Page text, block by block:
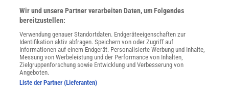
Hunde und Katzen
Wer der beste Freund des Menschen ist, bleibt selbst unter besten
Freunden umstritten. Faszinierend sind beide Vierbeiner - nicht nur
für die Welt der Forschung.
Wir und unsere Partner verarbeiten Daten, um Folgendes
bereitzustellen:
Verwendung genauer Standortdaten. Endgeräteeigenschaften zur
Identifikation aktiv abfragen. Speichern von oder Zugriff auf
Informationen auf einem Endgerät. Personalisierte Werbung und Inhalte,
Messung von Werbeleistung und der Performance von Inhalten,
Zielgruppenforschung sowie Entwicklung und Verbesserung von
Angeboten.
Liste der Partner (Lieferanten)